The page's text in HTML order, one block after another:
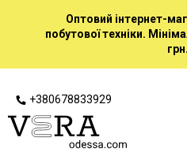
Оптовий інтернет-
побутової техніки.
грн.
+380678833929